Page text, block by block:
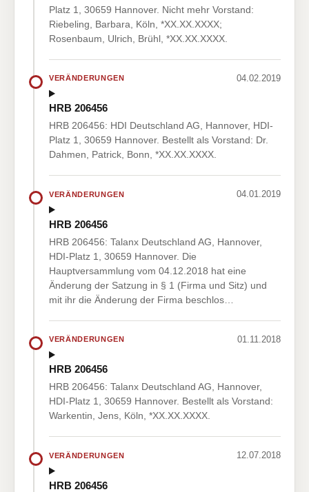
Platz 1, 30659 Hannover. Nicht mehr Vorstand:
Riebeling, Barbara, Köln, *XX.XX.XXXX;
Rosenbaum, Ulrich, Brühl, *XX.XX.XXXX.
VERÄNDERUNGEN 04.02.2019
HRB 206456
HRB 206456: HDI Deutschland AG, Hannover, HDI-
Platz 1, 30659 Hannover. Bestellt als Vorstand: Dr.
Dahmen, Patrick, Bonn, *XX.XX.XXXX.
VERÄNDERUNGEN 04.01.2019
HRB 206456
HRB 206456: Talanx Deutschland AG, Hannover,
HDI-Platz 1, 30659 Hannover. Die
Hauptversammlung vom 04.12.2018 hat eine
Änderung der Satzung in § 1 (Firma und Sitz) und
mit ihr die Änderung der Firma beschlos…
VERÄNDERUNGEN 01.11.2018
HRB 206456
HRB 206456: Talanx Deutschland AG, Hannover,
HDI-Platz 1, 30659 Hannover. Bestellt als Vorstand:
Warkentin, Jens, Köln, *XX.XX.XXXX.
VERÄNDERUNGEN 12.07.2018
HRB 206456